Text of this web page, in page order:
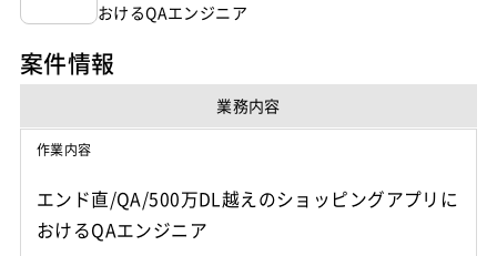
おけるQAエンジニア
案件情報
業務内容
作業内容
エンド直/QA/500万DL越えのショッピングアプリに
おけるQAエンジニア